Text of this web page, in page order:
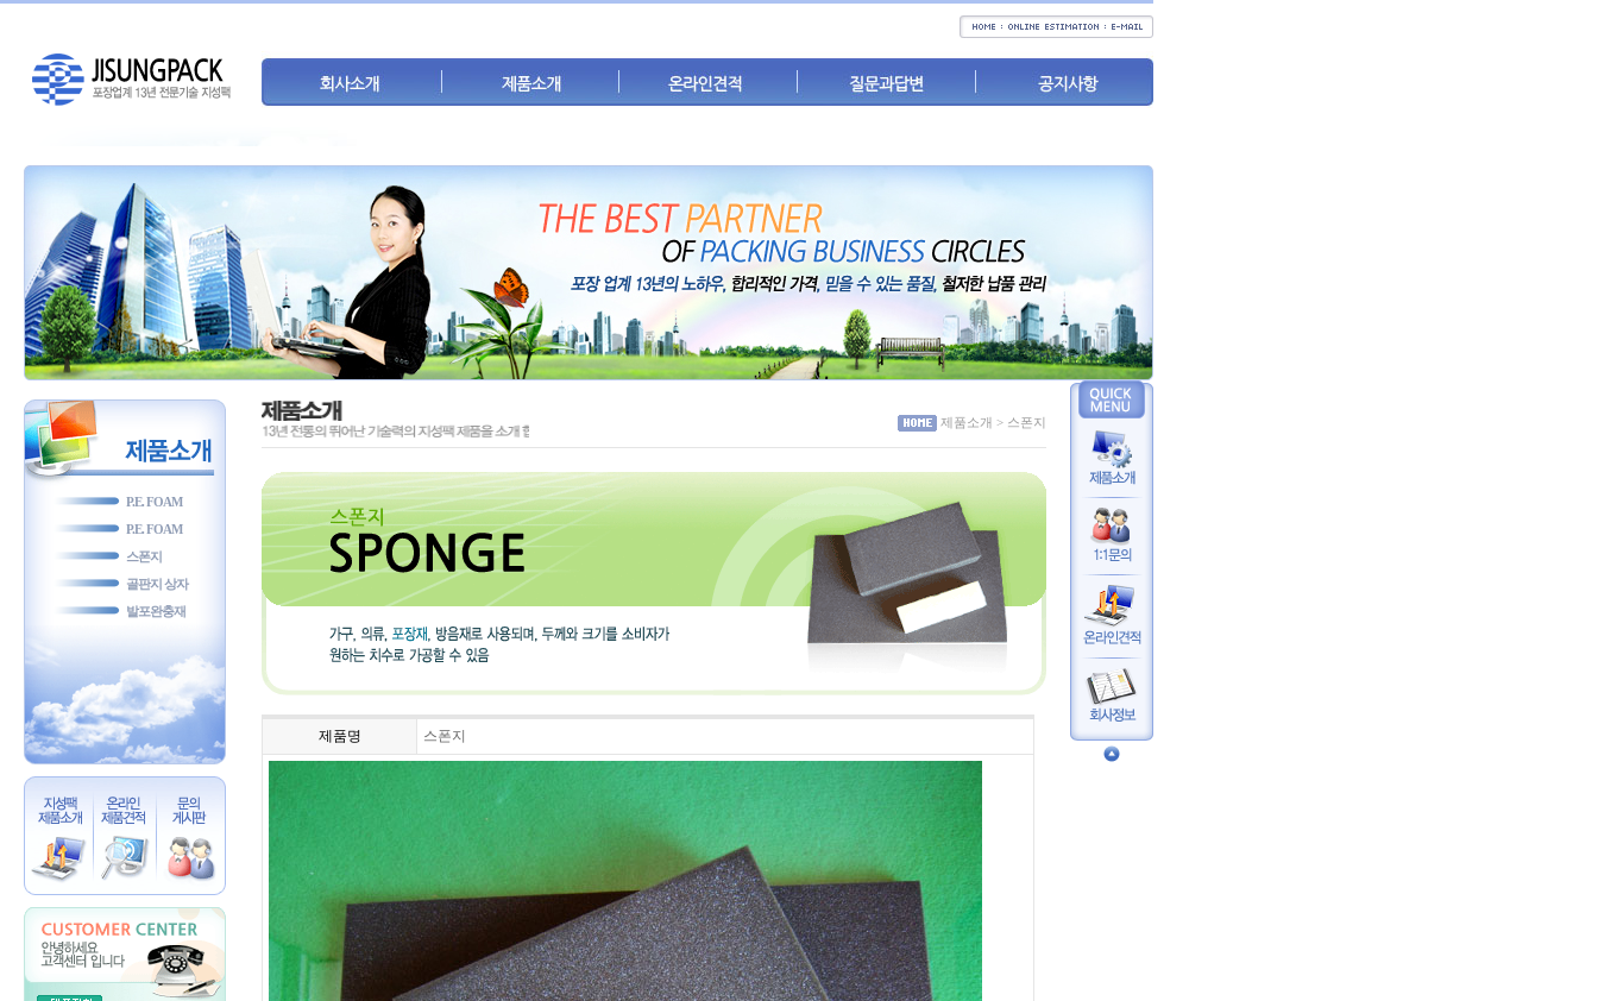
P.E. FOAM
P.E. FOAM
스폰지
골판지 상자
발포완충재
제품소개 > 스폰지
제품명 스폰지